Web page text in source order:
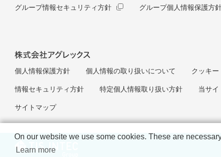
グループ情報セキュリティ方針 グループ個人情報保護方
個人情報保護方針 個人情報の取り扱いについて クッキ
情報セキュリティ方針 特定個人情報取り扱い方針 当サ
サイトマップ
On our website we use some cookies. These are
Learn more